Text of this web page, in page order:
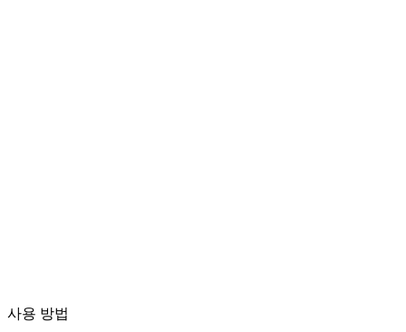
사용 방법